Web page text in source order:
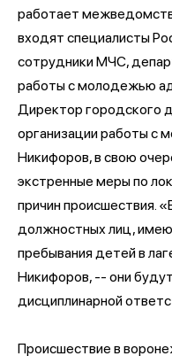
работает
входят специалисты
сотрудники МЧС,
работы с молодежью
Директор городского
организации работы с
Никифоров, в свою
экстренные меры по
причин происшествия.
должностных лиц,
пребывания детей в
Никифоров, -- они
дисциплинарной
Происшествие в